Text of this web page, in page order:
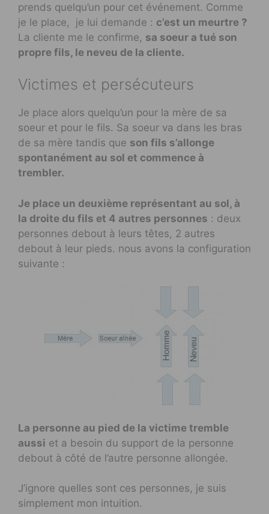
prends quelqu’un pour cet événement. Comme
je le place, je lui demande : c’est un meurtre ?
La cliente me le confirme, sa soeur a tué son
propre fils, le neveu de la cliente.
Victimes et persécuteurs
Je place alors quelqu’un pour la mère de sa
soeur et pour le fils. Sa soeur va dans les bras
de sa mère tandis que son fils s’allonge
spontanément au sol et commence à
trembler.
Je place un deuxième représentant au sol, à
la droite du fils et 4 autres personnes : deux
personnes debout à leurs têtes, 2 autres
debout à leur pieds. nous avons la configuration
suivante :
La personne au pied de la victime tremble
aussi et a besoin du support de la personne
debout à côté de l’autre personne allongée.
J’ignore quelles sont ces personnes, je suis
simplement mon intuition.